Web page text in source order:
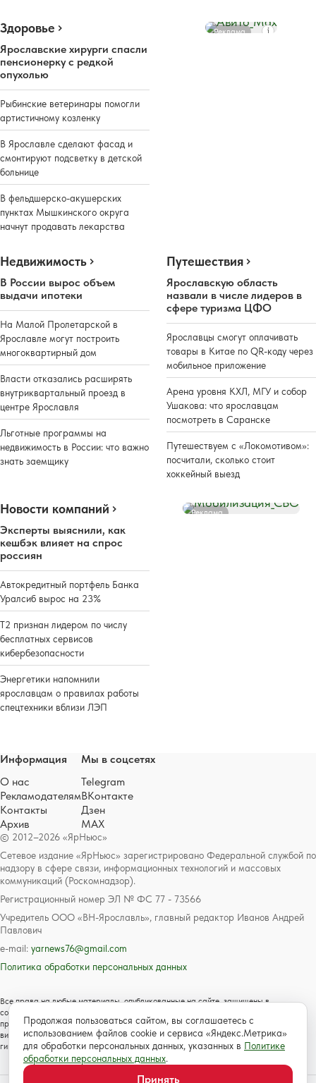
Здоровье
Ярославские хирурги спасли
пенсионерку с редкой
опухолью
Рыбинские ветеринары помогли
артистичному козленку
В Ярославле сделают фасад и
смонтируют подсветку в детской
больнице
В фельдшерско-акушерских
пунктах Мышкинского округа
начнут продавать лекарства
Реклама
Недвижимость
В России вырос объем
выдачи ипотеки
На Малой Пролетарской в
Ярославле могут построить
многоквартирный дом
Власти отказались расширять
внутриквартальный проезд в
центре Ярославля
Льготные программы на
недвижимость в России: что важно
знать заемщику
Путешествия
Ярославскую область
назвали в числе лидеров в
сфере туризма ЦФО
Ярославцы смогут оплачивать
товары в Китае по QR-коду через
мобильное приложение
Арена уровня КХЛ, МГУ и собор
Ушакова: что ярославцам
посмотреть в Саранске
Путешествуем с «Локомотивом»:
посчитали, сколько стоит
хоккейный выезд
Новости компаний
Эксперты выяснили, как
кешбэк влияет на спрос
россиян
Автокредитный портфель Банка
Уралсиб вырос на 23%
Т2 признан лидером по числу
бесплатных сервисов
кибербезопасности
Энергетики напомнили
ярославцам о правилах работы
спецтехники вблизи ЛЭП
Реклама
© 2012–2026 «ЯрНьюс»
Сетевое издание «ЯрНьюс» зарегистрировано Федеральной службой по
надзору в сфере связи, информационных технологий и массовых
коммуникаций (Роскомнадзор).
Регистрационный номер ЭЛ № ФС 77 - 73566
Учредитель ООО «ВН-Ярославль», главный редактор Иванов Андрей
Павлович
e-mail: yarnews76@gmail.com
Политика обработки персональных данных
Все права на любые материалы, опубликованные на сайте, защищены в
соответствии с российским и международным законодательством об авторском
праве и смежных правах. Любое использование текстовых, фото, аудио и
видеоматериалов возможно только с согласия правообладателя с обязательной
гиперссылкой на сайт https://www.yarnews.net; Для детей старше 16 лет.
Информация
О нас
Рекламодателям
Контакты
Архив
Мы в соцсетях
Telegram
ВКонтакте
Дзен
MAX
Продолжая пользоваться сайтом, вы соглашаетесь с
использованием файлов cookie и сервиса «Яндекс.Метрика»
для обработки персональных данных, указанных в Политике
обработки персональных данных.
Принять